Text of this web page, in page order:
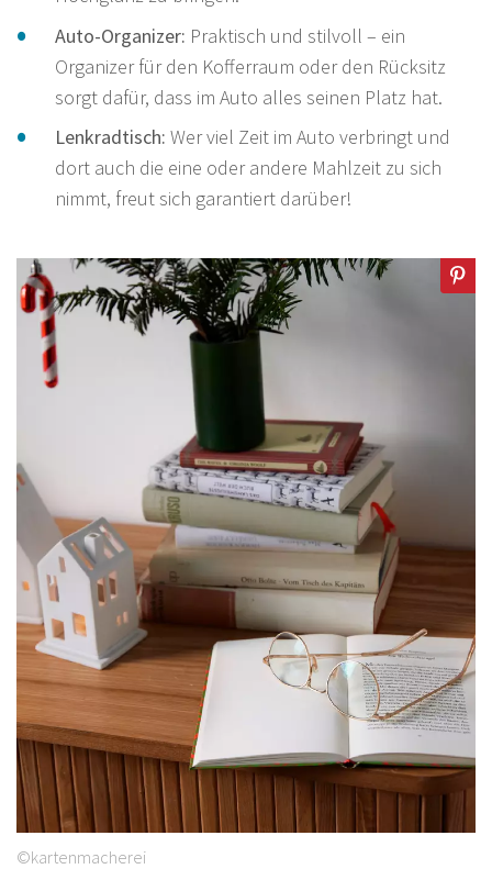
Auto-Organizer: Praktisch und stilvoll – ein
Organizer für den Kofferraum oder den Rücksitz
sorgt dafür, dass im Auto alles seinen Platz hat.
Lenkradtisch: Wer viel Zeit im Auto verbringt und
dort auch die eine oder andere Mahlzeit zu sich
nimmt, freut sich garantiert darüber!
©kartenmacherei